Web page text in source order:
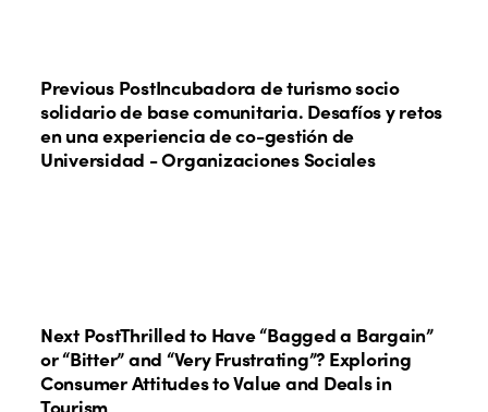
Previous PostIncubadora de turismo socio
solidario de base comunitaria. Desafíos y retos
en una experiencia de co-gestión de
Universidad - Organizaciones Sociales
Next PostThrilled to Have “Bagged a Bargain”
or “Bitter” and “Very Frustrating”? Exploring
Consumer Attitudes to Value and Deals in
Tourism